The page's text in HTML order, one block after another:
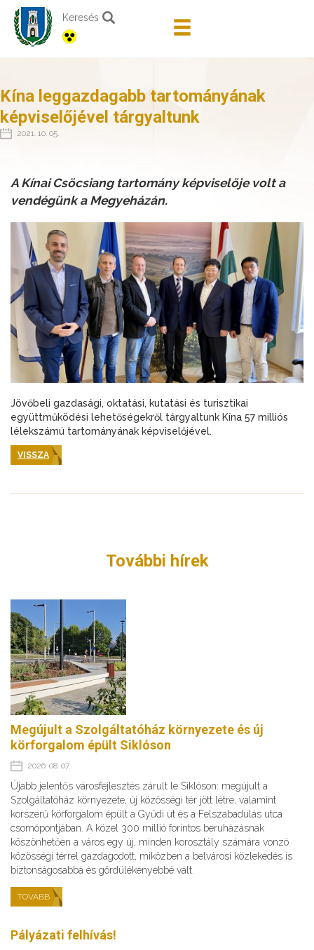
Keresés
Kína leggazdagabb tartományának
képviselőjével tárgyaltunk
2021. 10. 05.
A Kínai Csöcsiang tartomány képviselője volt a
vendégünk a Megyeházán.
Jövőbeli gazdasági, oktatási, kutatási és turisztikai
együttműködési lehetőségekről tárgyaltunk Kína 57 milliós
lélekszámú tartományának képviselőjével.
VISSZA
További hírek
Megújult a Szolgáltatóház környezete és új
körforgalom épült Siklóson
2026. 08. 07.
Újabb jelentős városfejlesztés zárult le Siklóson: megújult a
Szolgáltatóház környezete, új közösségi tér jött létre, valamint
korszerű körforgalom épült a Gyűdi út és a Felszabadulás utca
csomópontjában. A közel 300 millió forintos beruházásnak
köszönhetően a város egy új, minden korosztály számára vonzó
közösségi térrel gazdagodott, miközben a belvárosi közlekedés is
biztonságosabbá és gördülékenyebbé vált.
TOVÁBB
Pályázati felhívás!